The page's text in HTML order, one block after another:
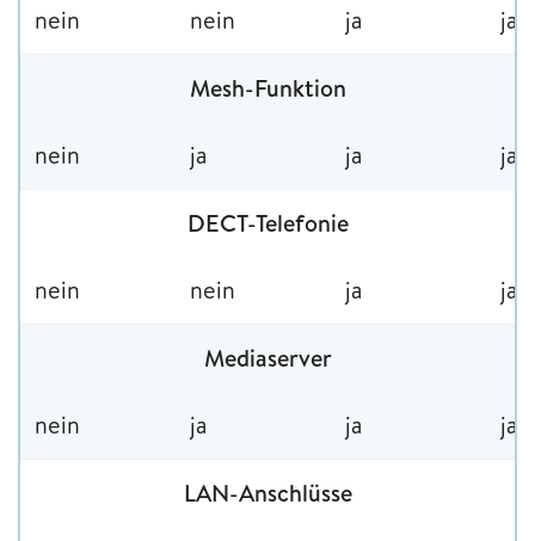
nein nein ja ja
Mesh-Funktion
nein ja ja ja
DECT-Telefonie
nein nein ja ja
Mediaserver
nein ja ja ja
LAN-Anschlüsse